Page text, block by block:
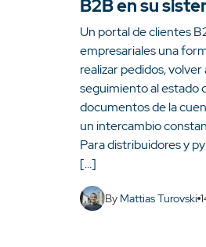
B2B en su
Un portal de clientes
empresariales una
realizar pedidos,
seguimiento al estado
documentos de la
un intercambio
Para distribuidores y
[…]
By Mattias Turovski